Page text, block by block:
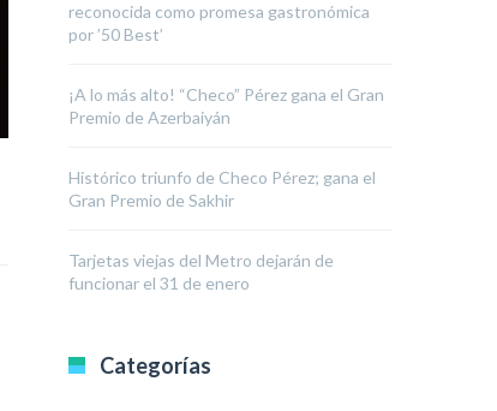
reconocida como promesa gastronómica
por ’50 Best’
¡A lo más alto! “Checo” Pérez gana el Gran
Premio de Azerbaiyán
Histórico triunfo de Checo Pérez; gana el
Gran Premio de Sakhir
Tarjetas viejas del Metro dejarán de
funcionar el 31 de enero
Categorías